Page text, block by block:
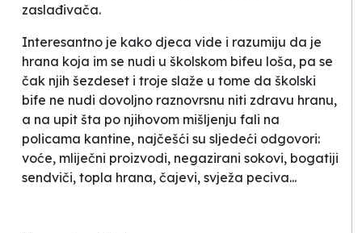
zaslađivača.
Interesantno je kako djeca vide i razumiju da je
hrana koja im se nudi u školskom bifeu loša, pa se
čak njih šezdeset i troje slaže u tome da školski
bife ne nudi dovoljno raznovrsnu niti zdravu hranu,
a na upit šta po njihovom mišljenju fali na
policama kantine, najčešći su sljedeći odgovori:
voće, mliječni proizvodi, negazirani sokovi, bogatiji
sendviči, topla hrana, čajevi, svježa peciva...